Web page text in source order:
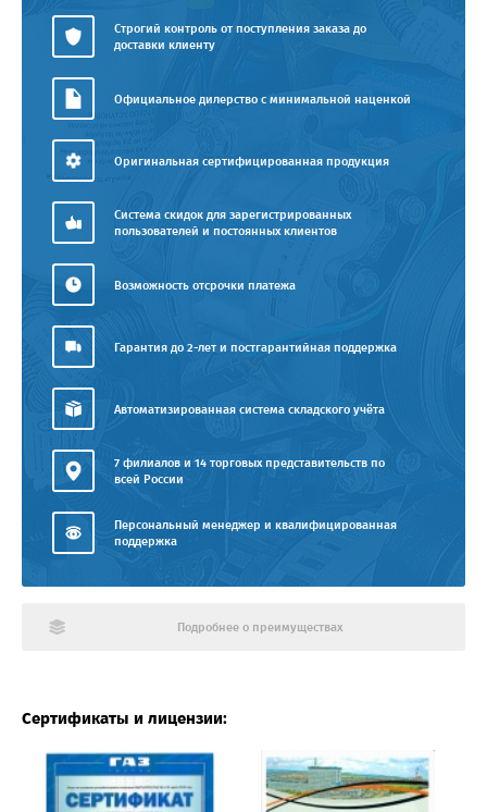
Строгий контроль от поступления заказа до
доставки клиенту
Официальное дилерство с минимальной наценкой
Оригинальная сертифицированная продукция
Система скидок для зарегистрированных
пользователей и постоянных клиентов
Возможность отсрочки платежа
Гарантия до 2-лет и постгарантийная поддержка
Автоматизированная система складского учёта
7 филиалов и 14 торговых представительств по
всей России
Персональный менеджер и квалифицированная
поддержка
Подробнее о преимуществах
Сертификаты и лицензии: